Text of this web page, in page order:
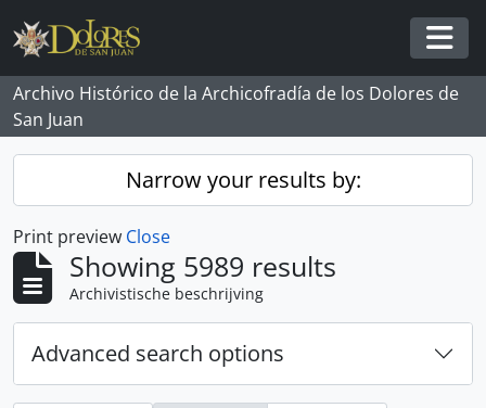
Skip to main content
Archivo Histórico de la Archicofradía de los Dolores de
San Juan
Narrow your results by:
Print preview Close
Showing 5989 results
Archivistische beschrijving
Advanced search options